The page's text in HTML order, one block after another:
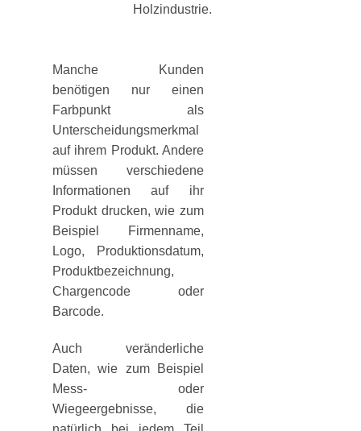
Holzindustrie.
Manche Kunden
benötigen nur einen
Farbpunkt als
Unterscheidungsmerkmal
auf ihrem Produkt. Andere
müssen verschiedene
Informationen auf ihr
Produkt drucken, wie zum
Beispiel Firmenname,
Logo, Produktionsdatum,
Produktbezeichnung,
Chargencode oder
Barcode.
Auch veränderliche
Daten, wie zum Beispiel
Mess- oder
Wiegeergebnisse, die